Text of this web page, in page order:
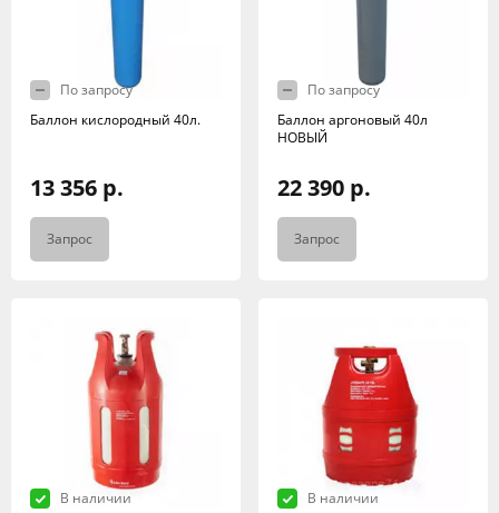
По запросу
Баллон кислородный 40л.
13 356 р.
Запрос
По запросу
Баллон аргоновый 40л
НОВЫЙ
22 390 р.
Запрос
В наличии
В наличии